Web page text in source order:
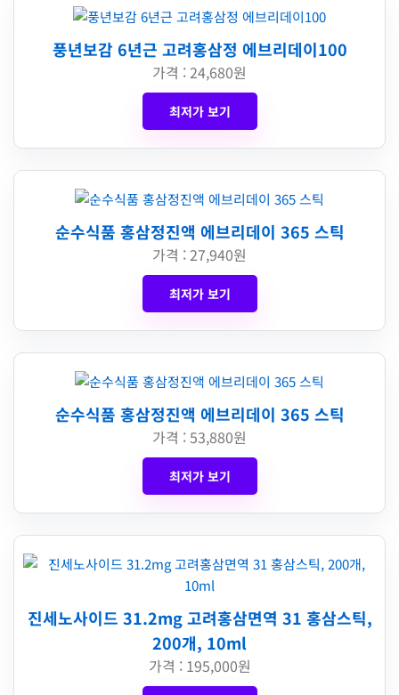
풍년보감 6년근 고려홍삼정 에브리데이100
가격 : 24,680원
최저가 보기
순수식품 홍삼정진액 에브리데이 365 스틱
가격 : 27,940원
최저가 보기
순수식품 홍삼정진액 에브리데이 365 스틱
가격 : 53,880원
최저가 보기
진세노사이드 31.2mg 고려홍삼면역 31 홍삼스틱,
200개, 10ml
가격 : 195,000원